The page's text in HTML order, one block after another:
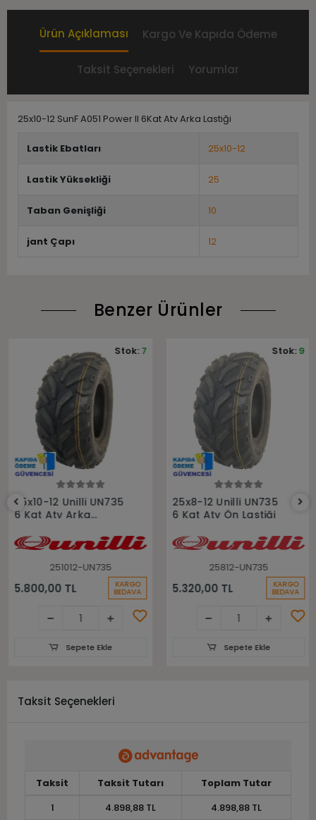
Ürün Açıklaması Kargo Ve Kapıda Ödeme
Taksit Seçenekleri Yorumlar
25x10-12 SunF A051 Power II 6Kat Atv Arka Lastiği
Lastik Ebatları 25x10-12
Lastik Yüksekliği 25
Taban Genişliği 10
jant Çapı 12
Benzer Ürünler
25x10-12 Unilli UN735
6 Kat Atv Arka
251012-UN735
5.800,00 TL KARGO
BEDAVA
Stok:7
Sepete Ekle
25x8-12 Unilli UN735
6 Kat Atv Ön Lastiği
25812-UN735
5.320,00 TL KARGO
BEDAVA
Stok:9
Sepete Ekle
Taksit Seçenekleri
Taksit Taksit Tutarı
Toplam Tutar
1
4.898,88 TL 4.898,88 TL